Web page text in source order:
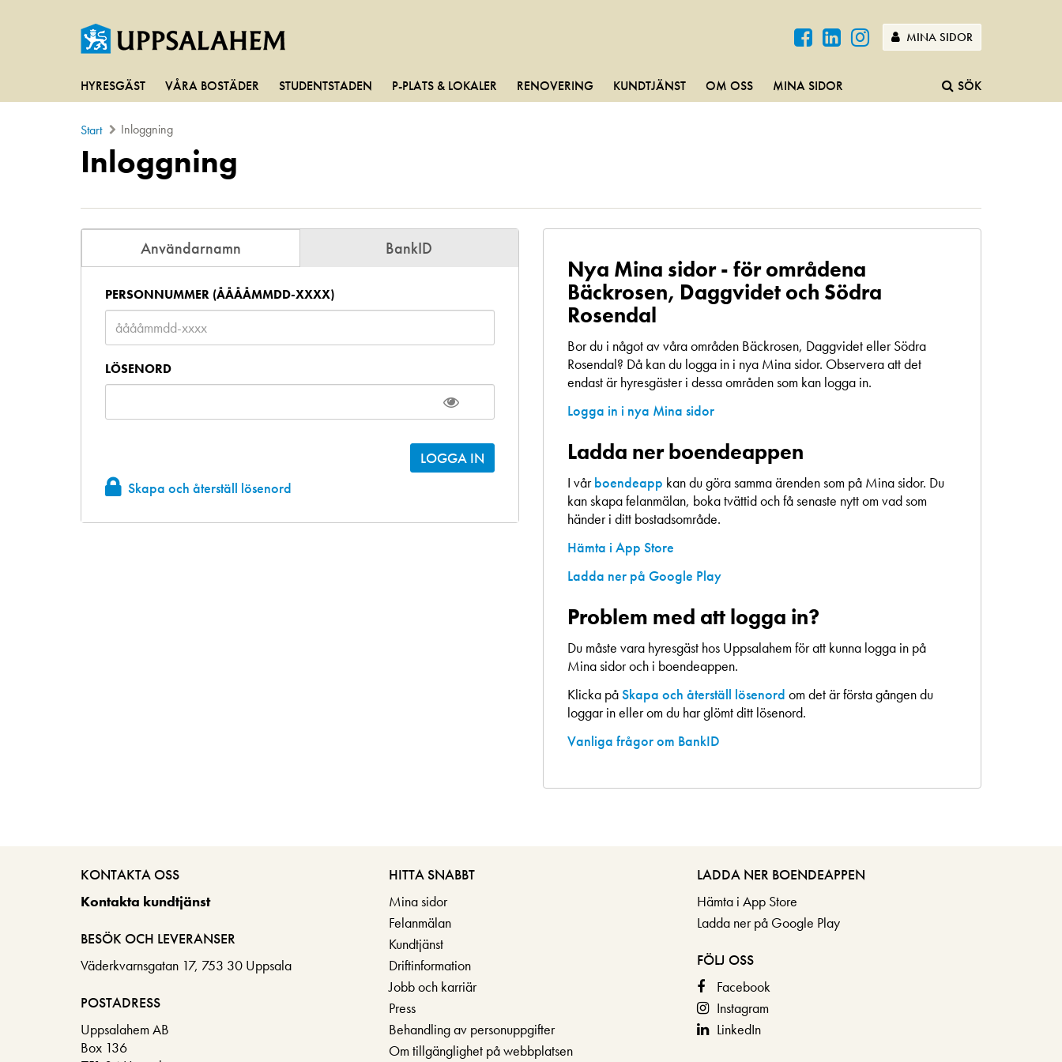
MINA SIDOR
HYRESGÄST VÅRA BOSTÄDER STUDENTSTADEN P-PLATS & LOKALER RENOVERING KUNDTJÄNST OM OSS MINA SIDOR SÖK
Start Inloggning
Inloggning
Användarnamn BankID
PERSONNUMMER (ÅÅÅÅMMDD-XXXX)
LÖSENORD
Skapa och återställ lösenord
Nya Mina sidor - för områdena
Bäckrosen, Daggvidet och Södra
Rosendal
Bor du i något av våra områden Bäckrosen, Daggvidet eller Södra
Rosendal? Då kan du logga in i nya Mina sidor. Observera att det
endast är hyresgäster i dessa områden som kan logga in.
Logga in i nya Mina sidor
Ladda ner boendeappen
I vårboendeapp kan du göra samma ärenden som på Mina sidor. Du
kan skapa felanmälan, boka tvättid och få senaste nytt om vad som
händer i ditt bostadsområde.
Hämta i App Store
Ladda ner på Google Play
Problem med att logga in?
Du måste vara hyresgäst hos Uppsalahem för att kunna logga in på
Mina sidor och i boendeappen.
Klicka påSkapa och återställ lösenord om det är första gången du
loggar in eller om du har glömt ditt lösenord.
Vanliga frågor om BankID
KONTAKTA OSS
Kontakta kundtjänst
BESÖK OCH LEVERANSER
Väderkvarnsgatan 17, 753 30 Uppsala
POSTADRESS
Uppsalahem AB
Box 136
HITTA SNABBT
Mina sidor
Felanmälan
Kundtjänst
Driftinformation
Jobb och karriär
Press
Behandling av personuppgifter
Om tillgänglighet på webbplatsen
LADDA NER BOENDEAPPEN
Hämta i App Store
Ladda ner på Google Play
FÖLJ OSS
Facebook
Instagram
LinkedIn